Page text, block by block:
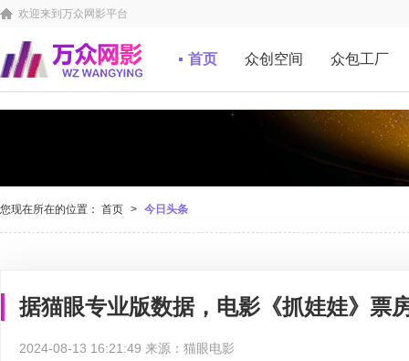
欢迎来到万众网影平台
首页 众创空间 众包工厂
您现在所在的位置： 首页 > 今日头条
据猫眼专业版数据，电影《抓娃娃》票
2024-08-13 16:21:49 来源：猫眼电影